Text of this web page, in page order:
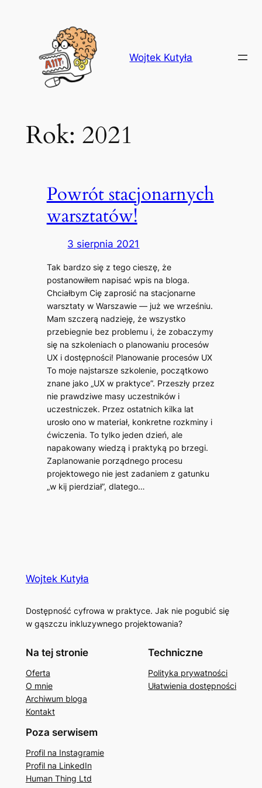
Wojtek Kutyła
Rok: 2021
Powrót stacjonarnych
warsztatów!
3 sierpnia 2021
Tak bardzo się z tego cieszę, że
postanowiłem napisać wpis na bloga.
Chciałbym Cię zaprosić na stacjonarne
warsztaty w Warszawie — już we wrześniu.
Mam szczerą nadzieję, że wszystko
przebiegnie bez problemu i, że zobaczymy
się na szkoleniach o planowaniu procesów
UX i dostępności! Planowanie procesów UX
To moje najstarsze szkolenie, początkowo
znane jako „UX w praktyce”. Przeszły przez
nie prawdziwe masy uczestników i
uczestniczek. Przez ostatnich kilka lat
urosło ono w materiał, konkretne rozkminy i
ćwiczenia. To tylko jeden dzień, ale
napakowany wiedzą i praktyką po brzegi.
Zaplanowanie porządnego procesu
projektowego nie jest zadaniem z gatunku
„w kij pierdział”, dlatego…
Wojtek Kutyła
Dostępność cyfrowa w praktyce. Jak nie pogubić się
w gąszczu inkluzywnego projektowania?
Na tej stronie
Oferta
O mnie
Archiwum bloga
Kontakt
Techniczne
Polityka prywatności
Ułatwienia dostępności
Poza serwisem
Profil na Instagramie
Profil na LinkedIn
Human Thing Ltd